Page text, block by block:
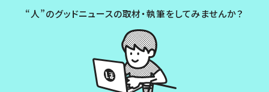
“人”のグッドニュースの取材・執筆をしてみませんか？